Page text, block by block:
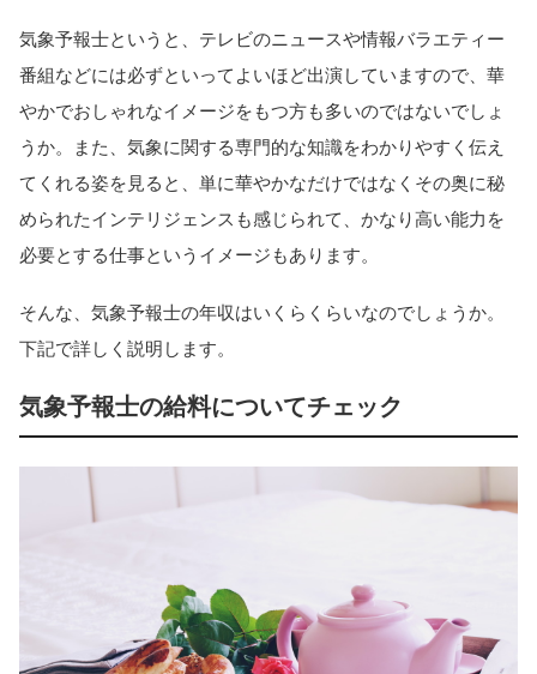
気象予報士というと、テレビのニュースや情報バラエティー
番組などには必ずといってよいほど出演していますので、華
やかでおしゃれなイメージをもつ方も多いのではないでしょ
うか。また、気象に関する専門的な知識をわかりやすく伝え
てくれる姿を見ると、単に華やかなだけではなくその奥に秘
められたインテリジェンスも感じられて、かなり高い能力を
必要とする仕事というイメージもあります。
そんな、気象予報士の年収はいくらくらいなのでしょうか。
下記で詳しく説明します。
気象予報士の給料についてチェック